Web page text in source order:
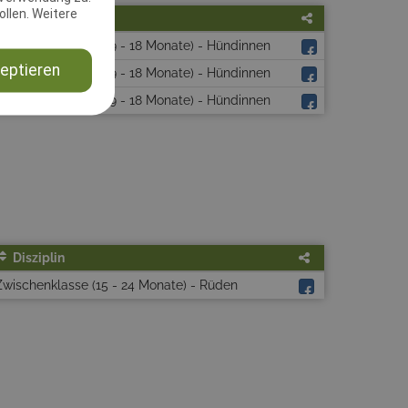
Weitere
Disziplin
Jugendklasse (9 - 18 Monate) - Hündinnen
Jugendklasse (9 - 18 Monate) - Hündinnen
Jugendklasse (9 - 18 Monate) - Hündinnen
Disziplin
(15 - 24 Monate) - Rüden